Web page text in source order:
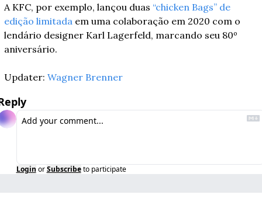
A KFC, por exemplo, lançou duas “chicken Bags” de
edição limitada em uma colaboração em 2020 com o
lendário designer Karl Lagerfeld, marcando seu 80º
aniversário.
Updater: Wagner Brenner
Login or Subscribe to participate